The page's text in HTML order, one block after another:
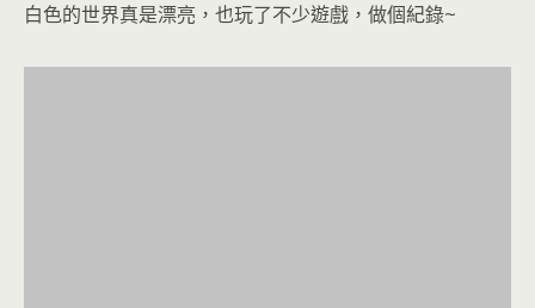
白色的世界真是漂亮，也玩了不少遊戲，做個紀錄~